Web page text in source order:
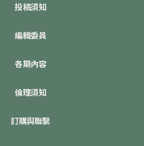
投稿須知
編輯委員
各期內容
倫理須知
訂購與聯繫